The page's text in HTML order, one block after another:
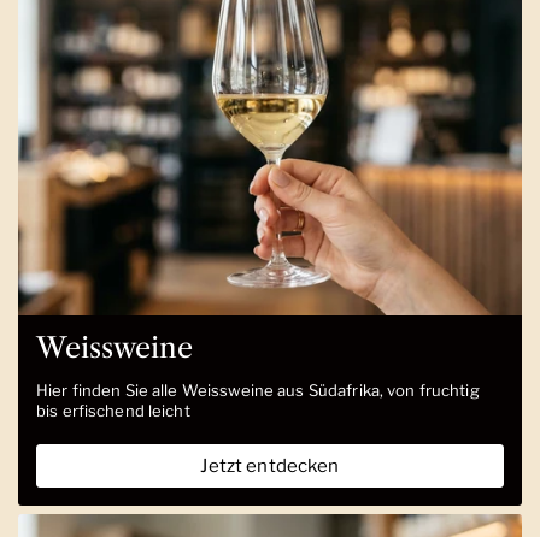
Weissweine
Hier finden Sie alle Weissweine aus Südafrika, von fruchtig
bis erfischend leicht
Jetzt entdecken